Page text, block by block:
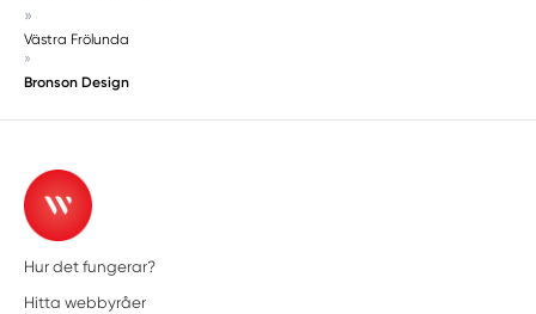
»
Västra Frölunda
»
Bronson Design
Hur det fungerar?
Hitta webbyråer